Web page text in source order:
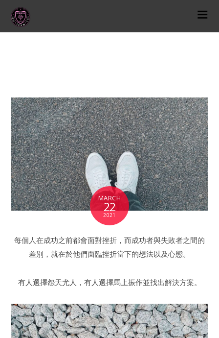
MARCH
22
2021
每個人在成功之前都會面對挫折，而成功者與失敗者之間的
差別，就在於他們面臨挫折當下的想法以及心態。
有人選擇怨天尤人，有人選擇馬上振作並找出解決方案。